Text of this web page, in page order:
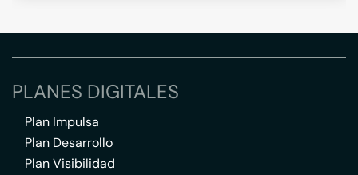
PLANES DIGITALES
Plan Impulsa
Plan Desarrollo
Plan Visibilidad